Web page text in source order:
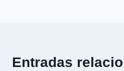
Entradas